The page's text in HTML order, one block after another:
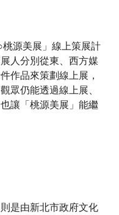
源美展」線上策展計
人分別從東、西方媒
作品來策劃線上展，
眾仍能透過線上展、
讓「桃源美展」能繼
是由新北市政府文化